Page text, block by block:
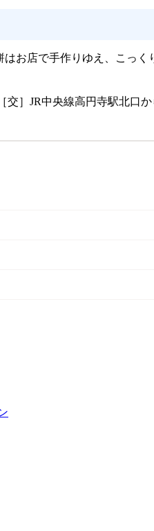
お店で手作りゆえ、こっ
］JR中央線高円寺駅北口か